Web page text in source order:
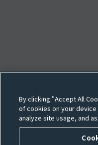
By clicking “Accept All
of cookies on your
analyze site usage, and